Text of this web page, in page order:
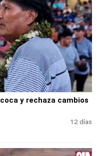
y rechaza cambios
12 días